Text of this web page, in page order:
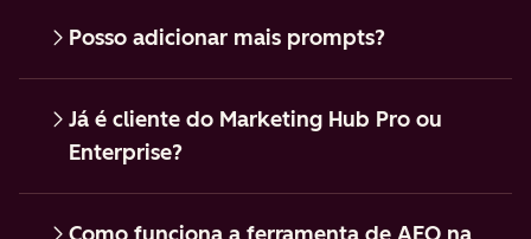
Posso adicionar mais prompts?
Já é cliente do Marketing Hub Pro ou
Enterprise?